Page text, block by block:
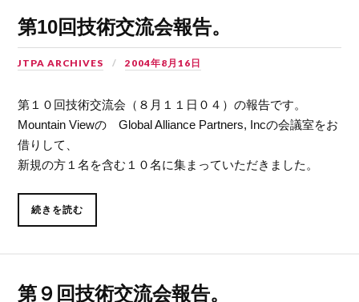
第10回技術交流会報告。
JTPA ARCHIVES 2004年8月16日
第１０回技術交流会（８月１１日０４）の報告です。
Mountain Viewの Global Alliance Partners, Incの会議室をお
借りして、
新規の方１名を含む１０名に集まっていただきました。
続きを読む
第９回技術交流会報告。